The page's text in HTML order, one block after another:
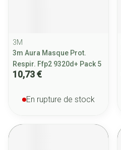
3M
3m Aura Masque Prot.
Respir. Ffp2 9320d+ Pack 5
10,73 €
En rupture de stock